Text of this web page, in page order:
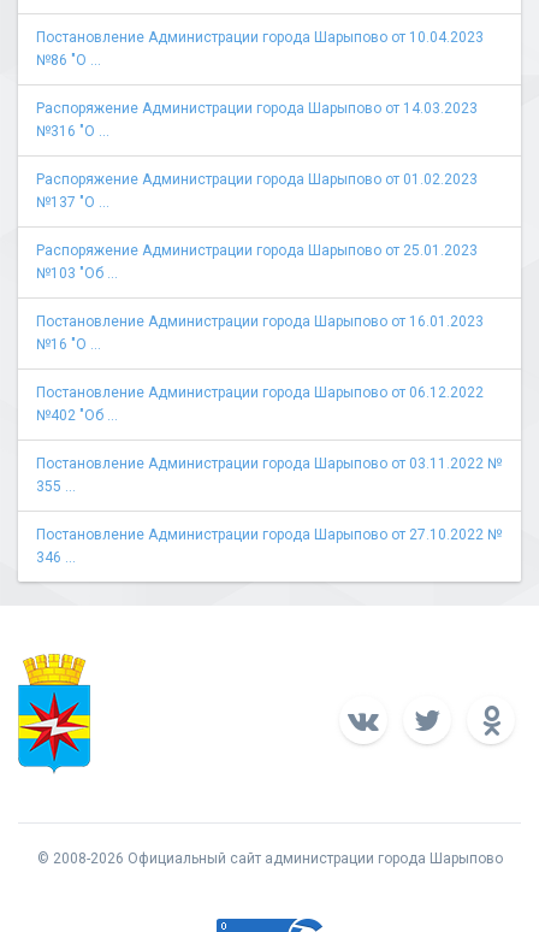
Постановление Администрации города Шарыпово от 10.04.2023
№86 "О ...
Распоряжение Администрации города Шарыпово от 14.03.2023
№316 "О ...
Распоряжение Администрации города Шарыпово от 01.02.2023
№137 "О ...
Распоряжение Администрации города Шарыпово от 25.01.2023
№103 "Об ...
Постановление Администрации города Шарыпово от 16.01.2023
№16 "О ...
Постановление Администрации города Шарыпово от 06.12.2022
№402 "Об ...
Постановление Администрации города Шарыпово от 03.11.2022 №
355 ...
Постановление Администрации города Шарыпово от 27.10.2022 №
346 ...
© 2008-2026 Официальный сайт администрации города Шарыпово